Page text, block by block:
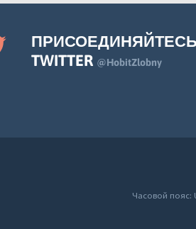
TWITTER @HobitZlobny
Часовой пояс: